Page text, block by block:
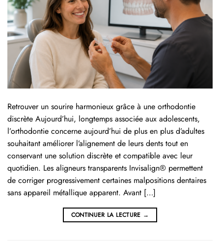
Retrouver un sourire harmonieux grâce à une orthodontie
discrète Aujourd’hui, longtemps associée aux adolescents,
l’orthodontie concerne aujourd’hui de plus en plus d’adultes
souhaitant améliorer l’alignement de leurs dents tout en
conservant une solution discrète et compatible avec leur
quotidien. Les aligneurs transparents Invisalign® permettent
de corriger progressivement certaines malpositions dentaires
sans appareil métallique apparent. Avant […]
CONTINUER LA LECTURE →